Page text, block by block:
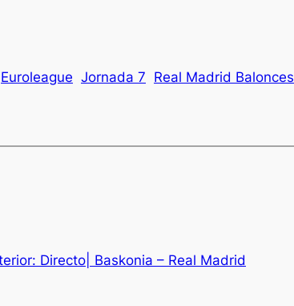
Euroleague Jornada 7 Real Madrid
Directo| Baskonia – Real Madrid